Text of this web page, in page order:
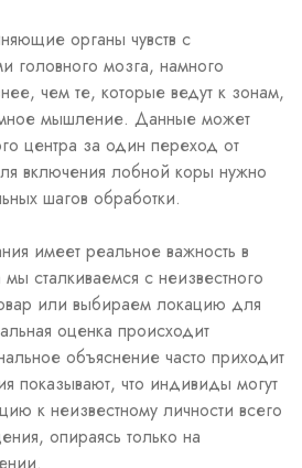
органы чувств с
головного мозга, намного
чем те, которые ведут к зонам,
мышление. Данные может
центра за один переход от
включения лобной коры нужно
шагов обработки.
имеет реальное важность в
сталкиваемся с неизвестного
или выбираем локацию для
оценка происходит
объяснение часто приходит
показывают, что индивиды могут
к неизвестному личности всего
опираясь только на